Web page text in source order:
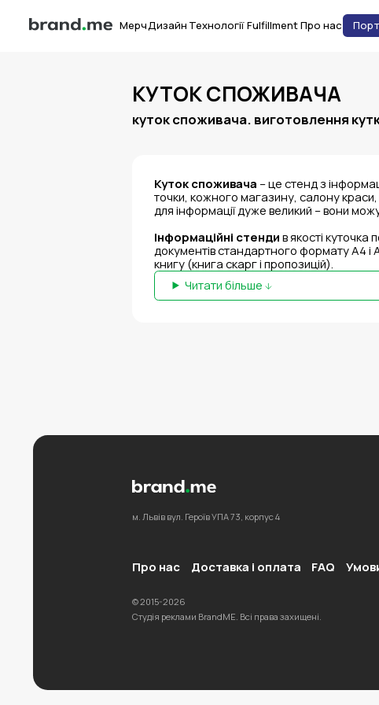
МерчДизайн Технології FulfillmentПро нас
КУТОК СПОЖИВАЧА
куток споживача. виготовлення
Куток споживача – це стенд з
точки, кожного магазину, салону
для інформації дуже великий – вони
Інформаційні стенди в якості
документів стандартного формату A4 і
книгу (книга скарг і пропозицій).
Читати більше
м. Львів вул. Героїв УПА 73, корпус 4
Про нас Доставка і оплата FAQ
© 2015-2026
Студія реклами BrandME. Всі права захищені.